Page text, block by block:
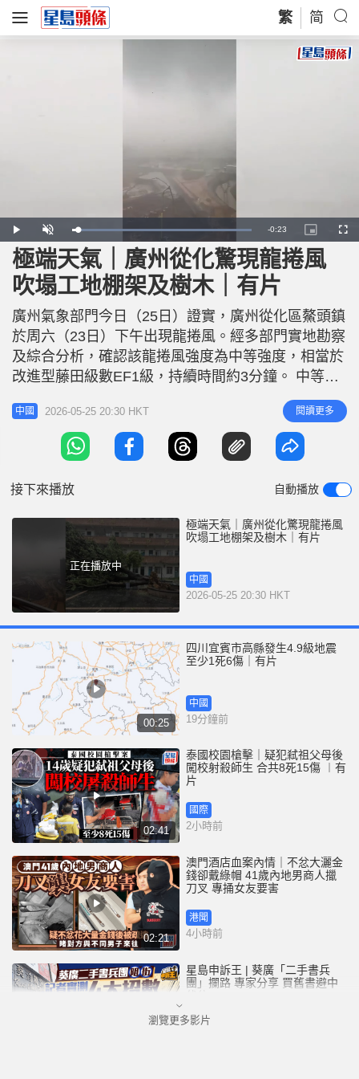
繁 简
P
l
a
y
U
n
m
u
e
L
o
a
d
d
:
1
0
.
0
0
%
R
e
m
i
n
i
e
-0:23
P
i
c
t
u
-
P
i
c
t
u
r
e
F
u
極端天氣｜廣州從化驚現龍捲風
吹塌工地棚架及樹木｜有片
廣州氣象部門今日（25日）證實，廣州從化區鰲頭鎮
於周六（23日）下午出現龍捲風。經多部門實地勘察
及綜合分析，確認該龍捲風強度為中等強度，相當於
改進型藤田級數EF1級，持續時間約3分鐘。 中等強
度路徑長約1.5公里 據內地傳媒報道，廣州市氣象
台、從化區氣象局聯同佛山市龍捲風研究中心，於昨
日（24日）前往鰲頭鎮華夏職業學院附近進行實地調
查。現場遺下不少被龍捲風蹂躪的痕跡，包括部分樹
中國 2026-05-25 20:30 HKT 閱讀更多
接下來播放 自動播放
正在播放中
極端天氣｜廣州從化驚現龍捲風
吹塌工地棚架及樹木｜有片
中國
2026-05-25 20:30 HKT
00:25
四川宜賓市高縣發生4.9級地震
至少1死6傷｜有片
中國
19分鐘前
02:41
泰國校園槍擊｜疑犯弒祖父母後
闖校射殺師生 合共8死15傷 ︱有
片
國際
2小時前
02:21
澳門酒店血案內情｜不忿大灑金
錢卻戴綠帽 41歲內地男商人擸
刀叉 專捅女友要害
港聞
4小時前
星島申訴王 | 葵廣「二手書兵
團」攔路 專家分享 買舊書避中
港聞
瀏覽更多影片